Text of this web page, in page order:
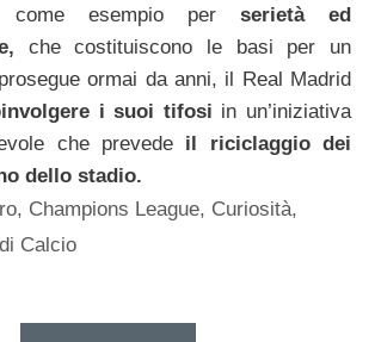
come esempio per serietà ed
che costituiscono le basi per un
ormai da anni, il Real Madrid
i suoi tifosi in un’iniziativa
che prevede il riciclaggio dei
dello stadio.
, Champions League, Curiosità,
Calcio